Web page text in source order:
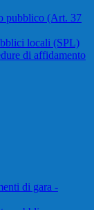
pubblico (Art. 37
locali (SPL)
di affidamento
di gara -